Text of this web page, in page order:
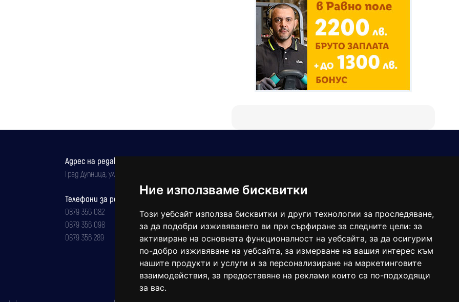
Ние използваме бисквитки
Този уебсайт използва бисквитки и други технологии за проследяване,
за да подобри изживяването ви при сърфиране за следните цели: за
активиране на основната функционалност на уебсайта, за да осигурим
по-добро изживяване на уебсайта, за измерване на вашия интерес към
нашите продукти и услуги и за персонализиране на маркетинговите
взаимодействия, за предоставяне на реклами които са по-подходящи
за вас.
Адрес на редакцията
Град Дупница, ул.''Христо Ботев" 43
Телефони за реклама и абонаменти
0879 356 082
0879 356 098
0879 356 289
balgarkanews@gmail.com